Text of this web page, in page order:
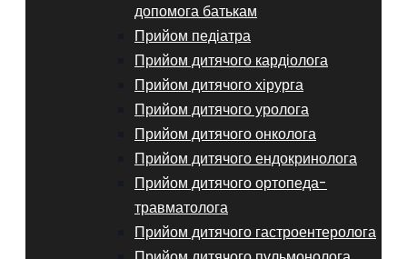
допомога батькам
Прийом педіатра
Прийом дитячого кардіолога
Прийом дитячого хірурга
Прийом дитячого уролога
Прийом дитячого онколога
Прийом дитячого ендокринолога
Прийом дитячого ортопеда-
травматолога
Прийом дитячого гастроентеролога